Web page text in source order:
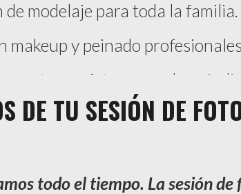
de modelaje para toda la familia.
makeup y peinado
en fotos grupales e
de tu sesión, disponible
DE TU SESIÓN DE
todo el tiempo. La sesión